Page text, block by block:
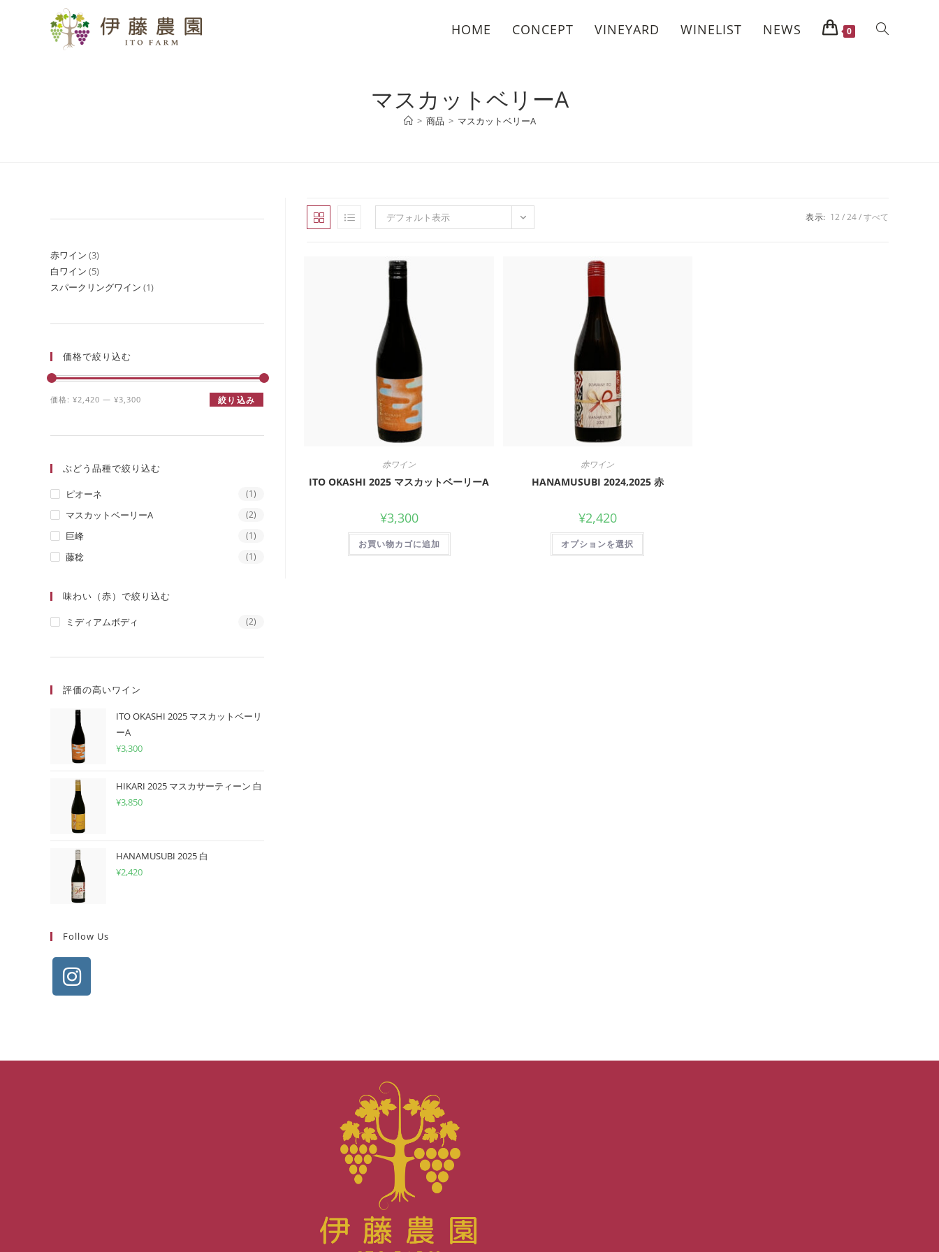
HOME CONCEPT VINEYARD WINELIST NEWS 0
マスカットベリーA
> 商品 > マスカットベリーA
デフォルト表示 表示: 12 24 すべて
赤ワイン
ITO OKASHI 2025 マスカットベーリーA
¥3,300
お買い物カゴに追加
赤ワイン
HANAMUSUBI 2024,2025 赤
¥2,420
オプションを選択
赤ワイン 3
白ワイン 5
スパークリングワイン 1
価格で絞り込む
絞り込み
価格: ¥2,420 — ¥3,300
ぶどう品種で絞り込む
ピオーネ (1)
マスカットベーリーA (2)
巨峰 (1)
藤稔 (1)
味わい（赤）で絞り込む
ミディアムボディ (2)
評価の高いワイン
ITO OKASHI 2025 マスカットベーリ
ーA
¥3,300
HIKARI 2025 マスカサーティーン 白
¥3,850
HANAMUSUBI 2025 白
¥2,420
Follow Us